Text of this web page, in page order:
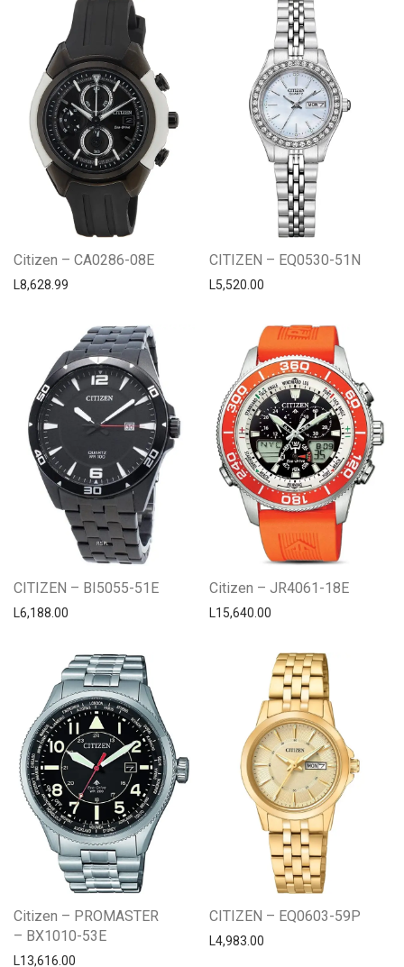
Citizen – CA0286-08E
L8,628.99
CITIZEN – EQ0530-51N
L5,520.00
CITIZEN – BI5055-51E
L6,188.00
Citizen – JR4061-18E
L15,640.00
Citizen – PROMASTER
– BX1010-53E
L13,616.00
CITIZEN – EQ0603-59P
L4,983.00